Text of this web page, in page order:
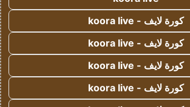
كورة لايف - koora live
كورة لايف - koora live
كورة لايف - koora live
كورة لايف - koora live